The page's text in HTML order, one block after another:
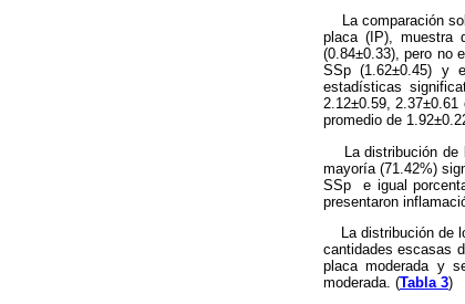
La comparación
placa (IP), muestra
(0.84±0.33), pero no
SSp (1.62±0.45) y
estadísticas
2.12±0.59,
promedio de
La distribución de
mayoría (71.42%)
SSp e igual
presentaron
La distribución de
cantidades escasas
placa moderada y
moderada. (Tabla 3)